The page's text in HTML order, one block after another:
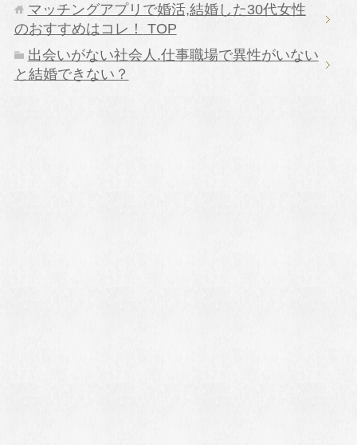
マッチングアプリで婚活,結婚した30代女性
のおすすめはコレ！
TOP
出会いがない社会人.仕事職場で異性がいない
と結婚できない？